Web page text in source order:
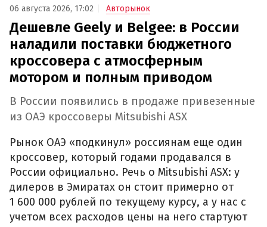
06 августа 2026, 17:02 Авторынок
Дешевле Geely и Belgee: в России
наладили поставки бюджетного
кроссовера с атмосферным
мотором и полным приводом
В России появились в продаже привезенные
из ОАЭ кроссоверы Mitsubishi ASX
Рынок ОАЭ «подкинул» россиянам еще один
кроссовер, который годами продавался в
России официально. Речь о Mitsubishi ASX: у
дилеров в Эмиратах он стоит примерно от
1 600 000 рублей по текущему курсу, а у нас с
учетом всех расходов цены на него стартуют